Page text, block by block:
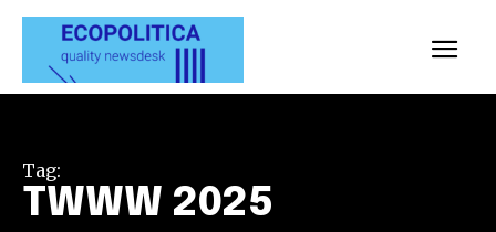
Tag:
TWWW 2025